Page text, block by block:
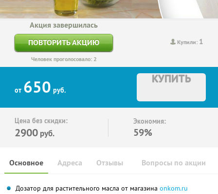
Купили: 1
Акция завершилась
ПОВТОРИТЬ АКЦИЮ
Человек проголосовало: 2
от 650 руб.
КУПИТЬ
Цена без скидки:
2900 руб.
Экономия:
59%
Основное Отзывы Вопросы по акции
Адреса
Дозатор для растительного масла от магазина onkom.ru